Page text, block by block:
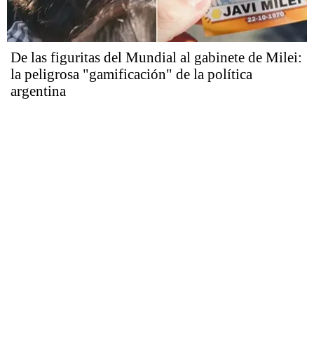
De las figuritas del Mundial al gabinete de Milei:
la peligrosa "gamificación" de la política
argentina